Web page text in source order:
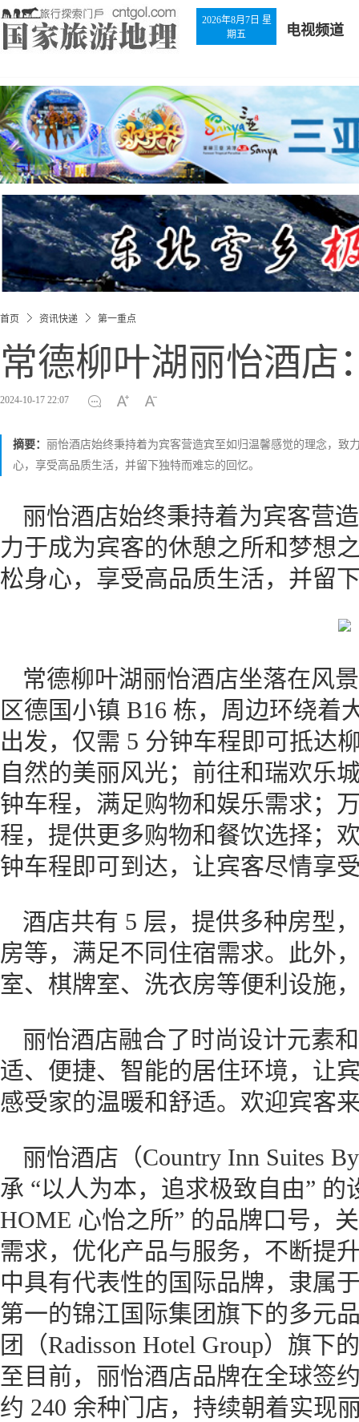
2026年8月7日 星
期五
电视频道
首页 资讯快递 第一重点
常德柳叶湖丽怡酒店
2024-10-17 22:07
摘要： 丽怡酒店始终秉持着为宾客营造宾至如归温馨感觉的理念，致
心，享受高品质生活，并留下独特而难忘的回忆。
丽怡酒店始终秉持着为宾客营
力于成为宾客的休憩之所和梦想
松身心，享受高品质生活，并留
常德柳叶湖丽怡酒店坐落在风
区德国小镇 B16 栋，周边环绕着
出发，仅需 5 分钟车程即可抵达
自然的美丽风光；前往和瑞欢乐
钟车程，满足购物和娱乐需求；
程，提供更多购物和餐饮选择；
钟车程即可到达，让宾客尽情享
酒店共有 5 层，提供多种房型
房等，满足不同住宿需求。此外
室、棋牌室、洗衣房等便利设施
丽怡酒店融合了时尚设计元素
适、便捷、智能的居住环境，让
感受家的温暖和舒适。欢迎宾客
丽怡酒店（Country Inn Suites
承 “以人为本，追求极致自由” 的
HOME 心怡之所” 的品牌口号，
需求，优化产品与服务，不断提
中具有代表性的国际品牌，隶属
第一的锦江国际集团旗下的多元
团（Radisson Hotel Group）旗
至目前，丽怡酒店品牌在全球签
约 240 余种门店，持续朝着实现